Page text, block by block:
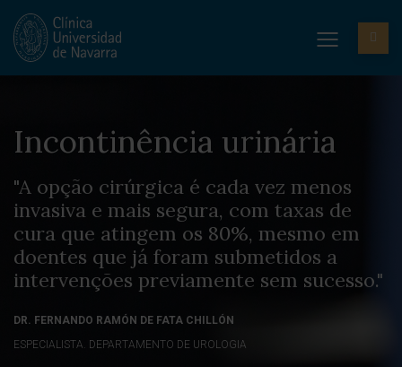
Incontinência urinária
"A opção cirúrgica é cada vez menos
invasiva e mais segura, com taxas de
cura que atingem os 80%, mesmo em
doentes que já foram submetidos a
intervenções previamente sem sucesso."
DR. FERNANDO RAMÓN DE FATA CHILLÓN
ESPECIALISTA. DEPARTAMENTO DE UROLOGIA